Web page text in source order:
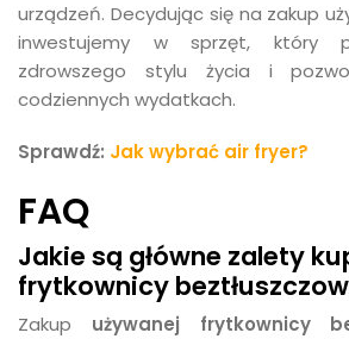
urządzeń. Decydując się na zakup
inwestujemy w sprzęt, który
zdrowszego stylu życia i
codziennych wydatkach.
Sprawdź: Jak wybrać air fryer?
FAQ
Jakie są główne zalety
frytkownicy
Zakup używanej frytkownicy